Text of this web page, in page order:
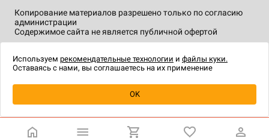
Купить| 2 490 ₽
Копирование материалов разрешено только по согласию
администрации
Содержимое сайта не является публичной офертой
технологии.
Используем рекомендательные технологии и файлы куки.
Оставаясь с нами, вы соглашаетесь на их применение
OK